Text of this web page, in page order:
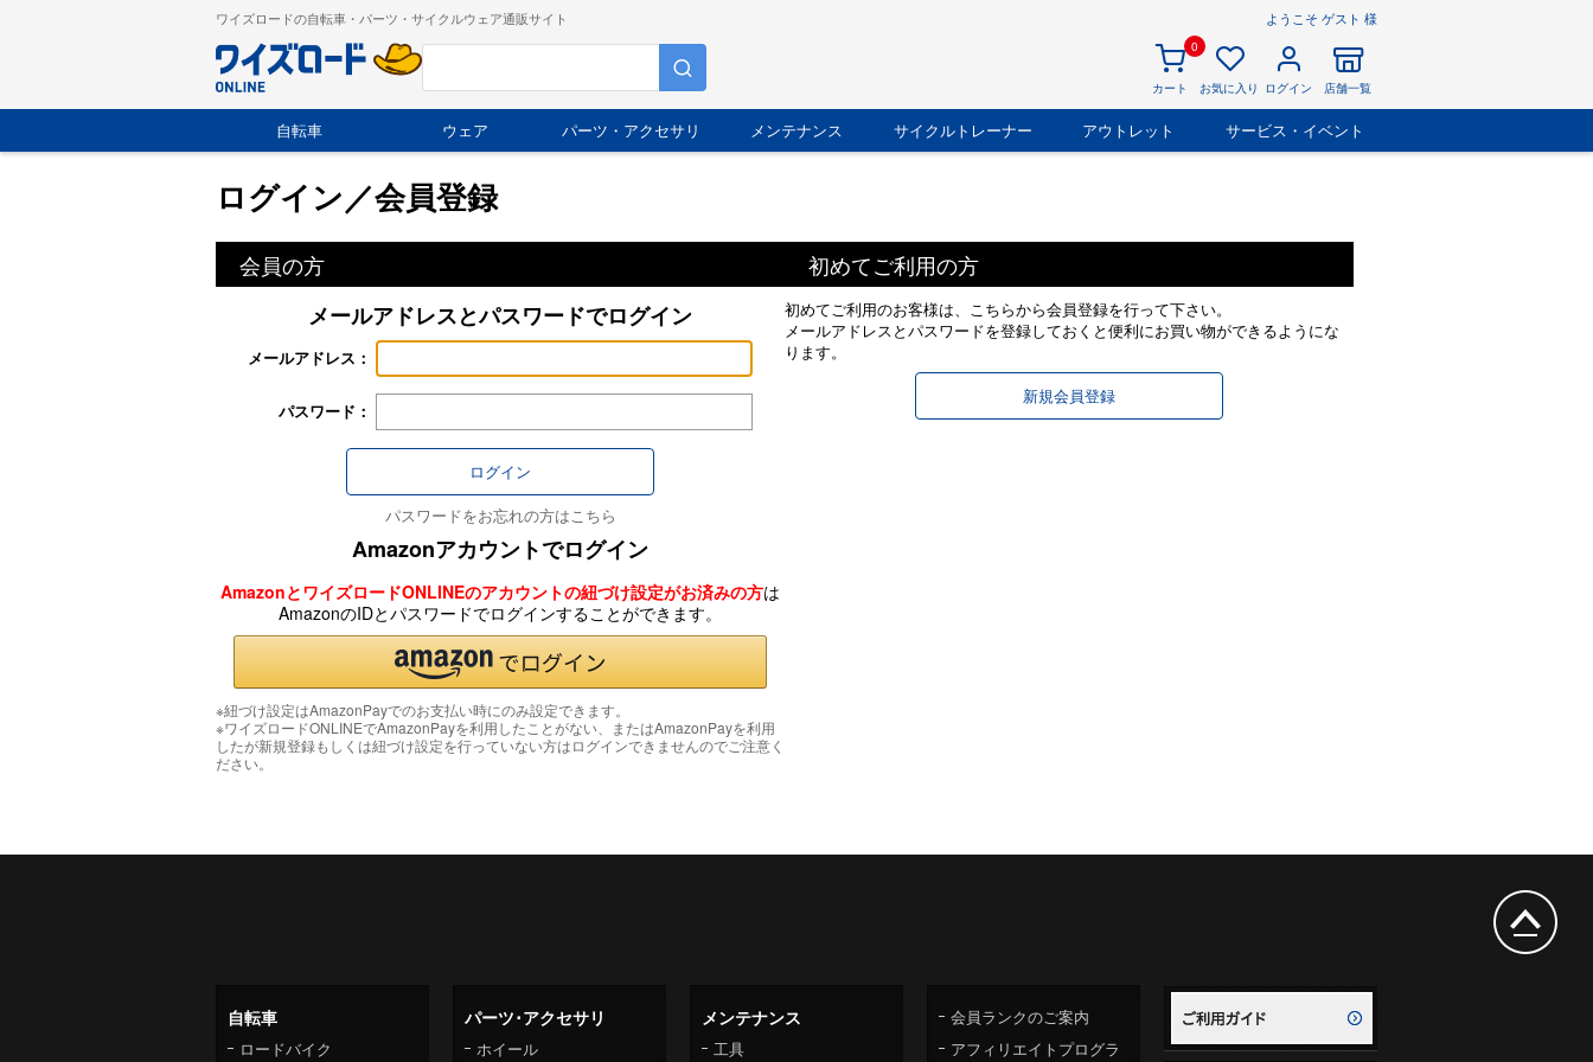
ワイズロードの自転車・パーツ・サイクルウェア通販サイト ようこそ ゲスト 様
0
カート お気に入り ログイン 店舗一覧
自転車 ウェア パーツ・アクセサリ メンテナンス サイクルトレーナー アウトレット サービス・イベント
ログイン／会員登録
会員の方
メールアドレスとパスワードでログイン
メールアドレス：
パスワード：
パスワードをお忘れの方はこちら
Amazonアカウントでログイン
AmazonとワイズロードONLINEのアカウントの紐づけ設定がお済みの方は
AmazonのIDとパスワードでログインすることができます。
※紐づけ設定はAmazonPayでのお支払い時にのみ設定できます。
※ワイズロードONLINEでAmazonPayを利用したことがない、またはAmazonPayを利用
したが新規登録もしくは紐づけ設定を行っていない方はログインできませんのでご注意く
ださい。
初めてご利用の方
初めてご利用のお客様は、こちらから会員登録を行って下さい。
メールアドレスとパスワードを登録しておくと便利にお買い物ができるようにな
ります。
自転車
ロードバイク
パーツ･アクセサリ
ホイール
メンテナンス
工具
会員ランクのご案内
アフィリエイトプログラ